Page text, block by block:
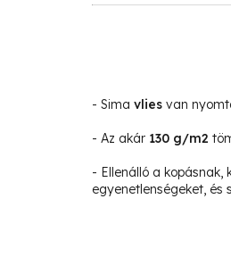
- Sima vlies van
- Az akár 130 g/m2
- Ellenálló a kopásnak,
egyenetlenségeket, és